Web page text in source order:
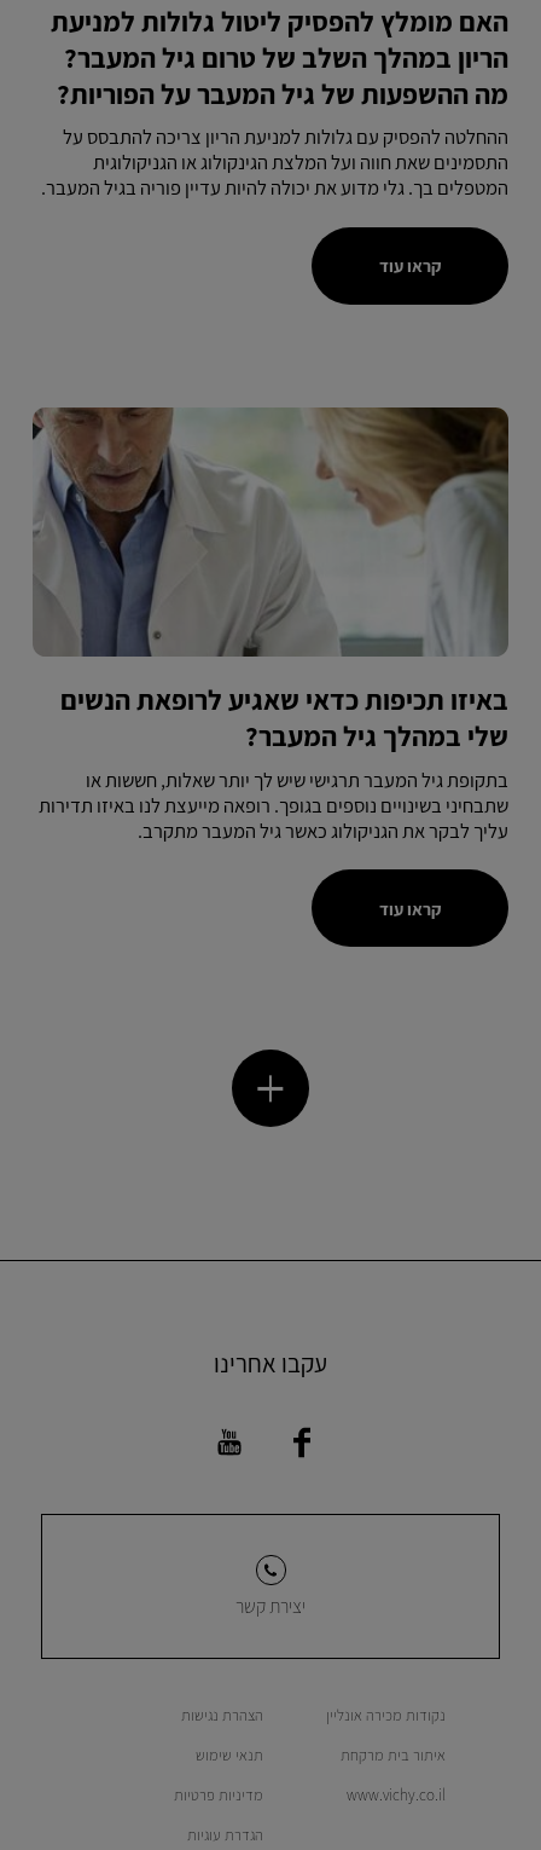
האם מומלץ להפסיק ליטול גלולות למניעת
הריון במהלך השלב של טרום גיל המעבר?
מה ההשפעות של גיל המעבר על הפוריות?
ההחלטה להפסיק עם גלולות למניעת הריון צריכה להתבסס על
התסמינים שאת חווה ועל המלצת הגינקולוג או הגניקולוגית
המטפלים בך. גלי מדוע את יכולה להיות עדיין פוריה בגיל המעבר.
קראו עוד
באיזו תכיפות כדאי שאגיע לרופאת הנשים
שלי במהלך גיל המעבר?
בתקופת גיל המעבר תרגישי שיש לך יותר שאלות, חששות או
שתבחיני בשינויים נוספים בגופך. רופאה מייעצת לנו באיזו תדירות
עליך לבקר את הגניקולוג כאשר גיל המעבר מתקרב.
קראו עוד
עקבו אחרינו
יצירת קשר
הצהרת נגישות
תנאי שימוש
מדיניות פרטיות
הגדרת עוגיות
נקודות מכירה אונליין
איתור בית מרקחת
www.vichy.co.il